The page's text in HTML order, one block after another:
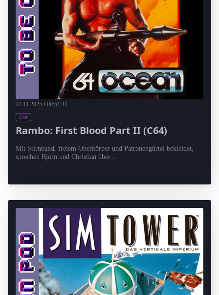
22.11.2025 • 00:51:41
C64
Rambo: First Blood Part II (C64)
Mit Stirnband, freiem Oberkörper und Patronengürtel bekleidet,
sprechen Björn und Christian über...